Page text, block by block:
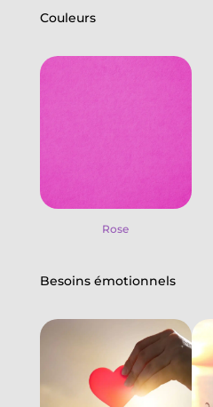
Couleurs
Rose
Besoins émotionnels